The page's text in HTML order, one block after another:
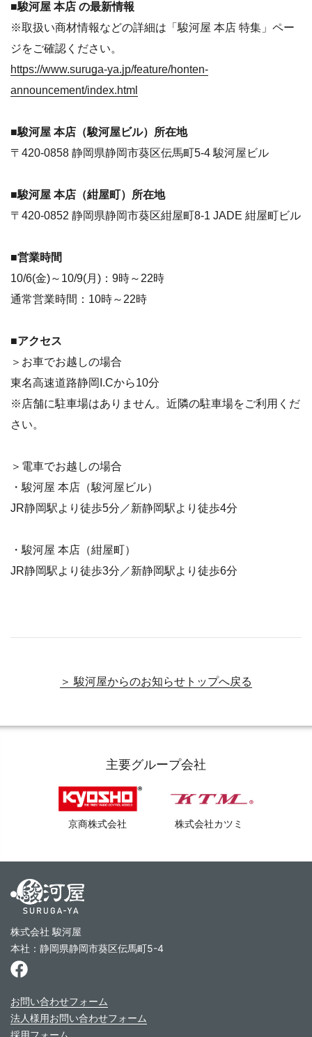
■駿河屋 本店 の最新情報
※取扱い商材情報などの詳細は「駿河屋 本店 特集」ペー
ジをご確認ください。
https://www.suruga-ya.jp/feature/honten-
announcement/index.html
■駿河屋 本店（駿河屋ビル）所在地
〒420-0858 静岡県静岡市葵区伝馬町5-4 駿河屋ビル
■駿河屋 本店（紺屋町）所在地
〒420-0852 静岡県静岡市葵区紺屋町8-1 JADE 紺屋町ビル
■営業時間
10/6(金)～10/9(月)：9時～22時
通常営業時間：10時～22時
■アクセス
＞お車でお越しの場合
東名高速道路静岡I.Cから10分
※店舗に駐車場はありません。近隣の駐車場をご利用くだ
さい。
＞電車でお越しの場合
・駿河屋 本店（駿河屋ビル）
JR静岡駅より徒歩5分／新静岡駅より徒歩4分
・駿河屋 本店（紺屋町）
JR静岡駅より徒歩3分／新静岡駅より徒歩6分
＞ 駿河屋からのお知らせトップへ戻る
主要グループ会社
京商株式会社 株式会社カツミ
株式会社 駿河屋
本社：静岡県静岡市葵区伝馬町5-4
お問い合わせフォーム
法人様用お問い合わせフォーム